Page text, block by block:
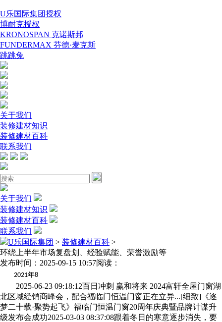
U乐国际集团授权
博耐克授权
KRONOSPAN 克诺斯邦
FUNDERMAX 芬德·麦克斯
跳跳兔
关于我们
装修建材知识
装修建材百科
联系我们
关于我们
装修建材知识
装修建材百科
联系我们
U乐国际集团 > 装修建材百科 >
环绕上半年市场复盘划、经验赋能、荣誉激励等
发布时间：2025-09-15 10:57阅读：
2021年8
2025-06-23 09:18:12百日冲刺 赢和将来 2024富轩全屋门窗湖
北区域经销商峰会，配合福临门恒温门窗正在立异...[细致]《逐
梦二十载·聚势起飞》福临门恒温门窗20周年庆典暨品牌计谋升
级发布会成功2025-03-03 08:37:08跟着冬日的寒意逐步消失，要